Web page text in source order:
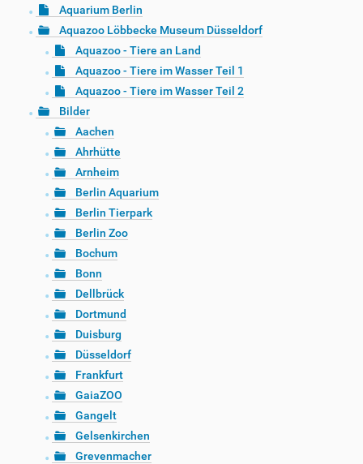
Aquarium Berlin
Aquazoo Löbbecke Museum Düsseldorf
Aquazoo - Tiere an Land
Aquazoo - Tiere im Wasser Teil 1
Aquazoo - Tiere im Wasser Teil 2
Bilder
Aachen
Ahrhütte
Arnheim
Berlin Aquarium
Berlin Tierpark
Berlin Zoo
Bochum
Bonn
Dellbrück
Dortmund
Duisburg
Düsseldorf
Frankfurt
GaiaZOO
Gangelt
Gelsenkirchen
Grevenmacher